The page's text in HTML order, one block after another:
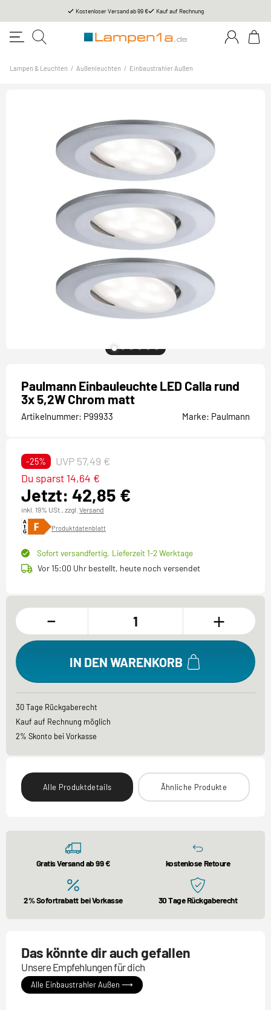
Kostenloser Versand ab 99 € Kauf auf Rechnung
Lampen & Leuchten / Außenleuchten / Einbaustrahler Außen
Paulmann Einbauleuchte LED Calla rund
3x 5,2W Chrom matt
Artikelnummer: P99933 Marke: Paulmann
-25% UVP 57,49 €
Jetzt: 42,85 €
Du sparst 14,64 €
inkl. 19% USt., zzgl. Versand
Produktdatenblatt
Sofort versandfertig, Lieferzeit 1-2 Werktage
Vor 15:00 Uhr bestellt, heute noch versendet
- +
IN DEN WARENKORB
30 Tage Rückgaberecht
Kauf auf Rechnung möglich
2% Skonto bei Vorkasse
Alle Produktdetails Ähnliche Produkte
Gratis Versand ab 99 € kostenlose Retoure
2% Sofortrabatt bei Vorkasse 30 Tage Rückgaberecht
Das könnte dir auch gefallen
Unsere Empfehlungen für dich
Alle Einbaustrahler Außen ⟶